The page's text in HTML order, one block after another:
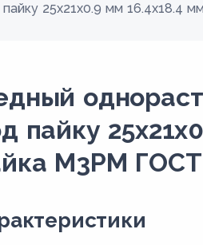
25х21х0.9 мм 16.4х18.4
пайку
М3РМ ГОСТ